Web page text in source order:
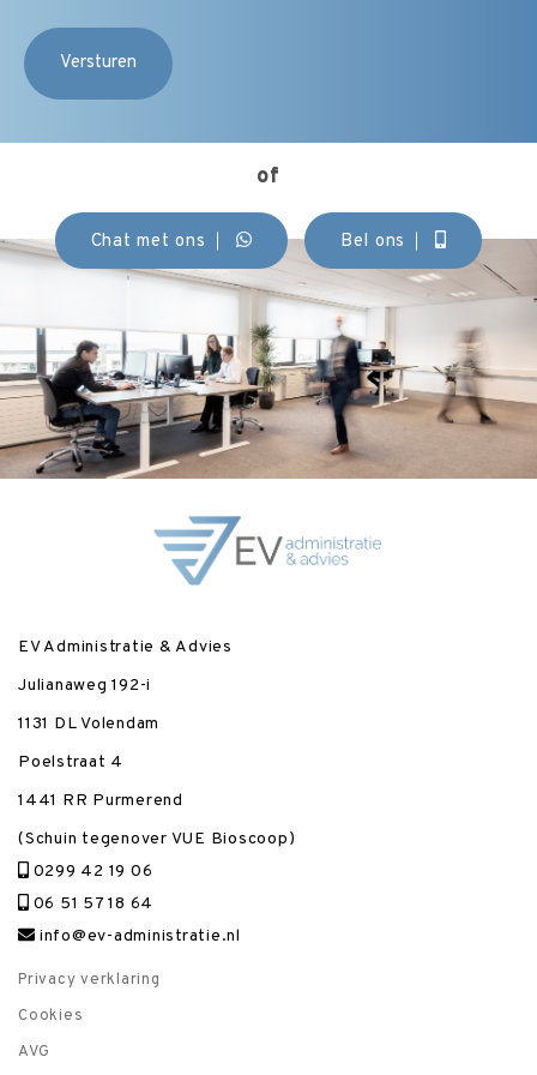
of
Chat met ons Bel ons
EV Administratie & Advies
Julianaweg 192-i
1131 DL Volendam
Poelstraat 4
1441 RR Purmerend
(Schuin tegenover VUE Bioscoop)
0299 42 19 06
06 51 57 18 64
info@ev-administratie.nl
Privacy verklaring
Cookies
AVG